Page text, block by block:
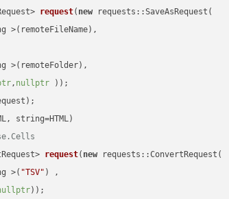
request( new requests::SaveAsRequest(
>(remoteFileName),
>(remoteFolder),
, nullptr ))
request( new requests::ConvertRequest(
>(
"TSV" ) ,
))